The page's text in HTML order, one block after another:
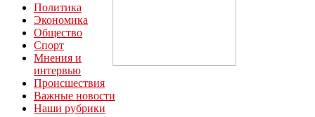
Политика
Экономика
Общество
Спорт
Мнения и
интервью
Происшествия
Важные новости
Наши рубрики